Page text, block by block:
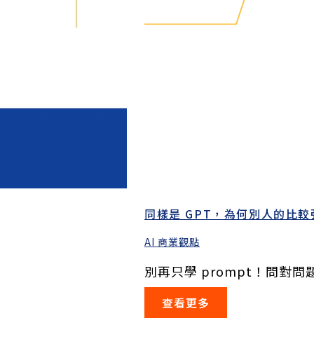
同樣是 GPT，為何別人的比較
AI 商業觀點
別再只學 prompt！問對問
查看更多